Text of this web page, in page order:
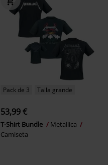
Pack de 3 Talla grande
53,99 €
T-Shirt Bundle
Metallica
Camiseta